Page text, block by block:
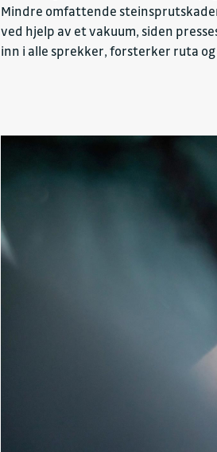
Mindre omfattende
ved hjelp av et vakuum, siden
inn i alle sprekker, forsterker ruta og